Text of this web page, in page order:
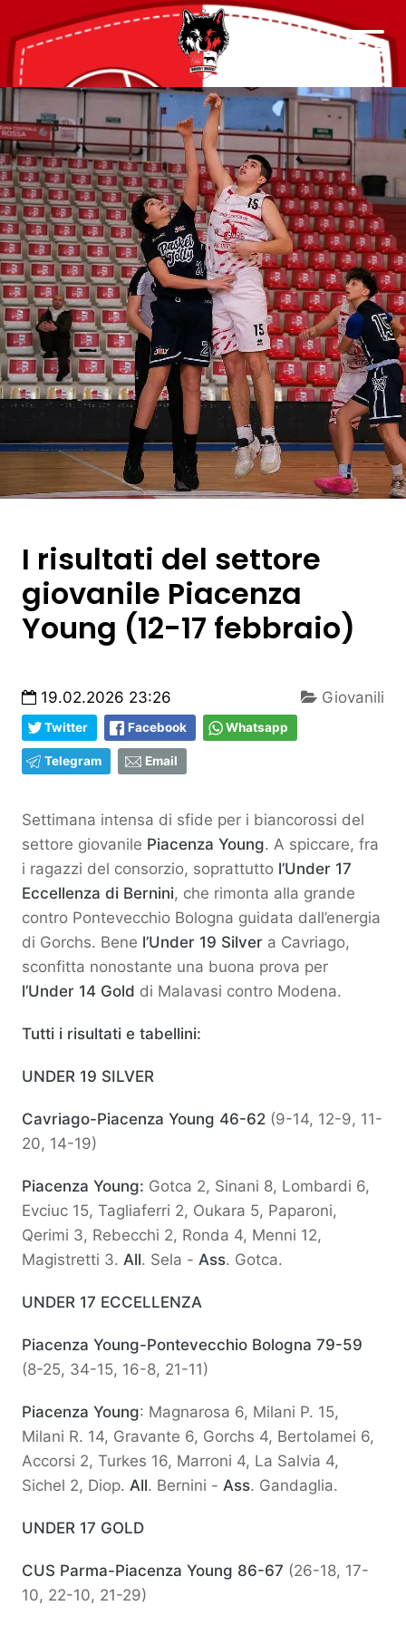
I risultati del settore
giovanile Piacenza
Young (12-17 febbraio)
19.02.2026 23:26 Giovanili
Twitter Facebook Whatsapp
Telegram Email
Settimana intensa di sfide per i biancorossi del
settore giovanile Piacenza Young. A spiccare, fra
i ragazzi del consorzio, soprattutto l’Under 17
Eccellenza di Bernini, che rimonta alla grande
contro Pontevecchio Bologna guidata dall’energia
di Gorchs. Bene l’Under 19 Silver a Cavriago,
sconfitta nonostante una buona prova per
l’Under 14 Gold di Malavasi contro Modena.
Tutti i risultati e tabellini:
UNDER 19 SILVER
Cavriago-Piacenza Young 46-62 (9-14, 12-9, 11-
20, 14-19)
Piacenza Young: Gotca 2, Sinani 8, Lombardi 6,
Evciuc 15, Tagliaferri 2, Oukara 5, Paparoni,
Qerimi 3, Rebecchi 2, Ronda 4, Menni 12,
Magistretti 3. All. Sela - Ass. Gotca.
UNDER 17 ECCELLENZA
Piacenza Young-Pontevecchio Bologna 79-59
(8-25, 34-15, 16-8, 21-11)
Piacenza Young: Magnarosa 6, Milani P. 15,
Milani R. 14, Gravante 6, Gorchs 4, Bertolamei 6,
Accorsi 2, Turkes 16, Marroni 4, La Salvia 4,
Sichel 2, Diop. All. Bernini - Ass. Gandaglia.
UNDER 17 GOLD
CUS Parma-Piacenza Young 86-67 (26-18, 17-
10, 22-10, 21-29)